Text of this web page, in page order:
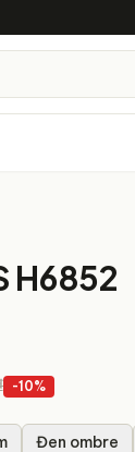
H6852
-10%
Đen ombre